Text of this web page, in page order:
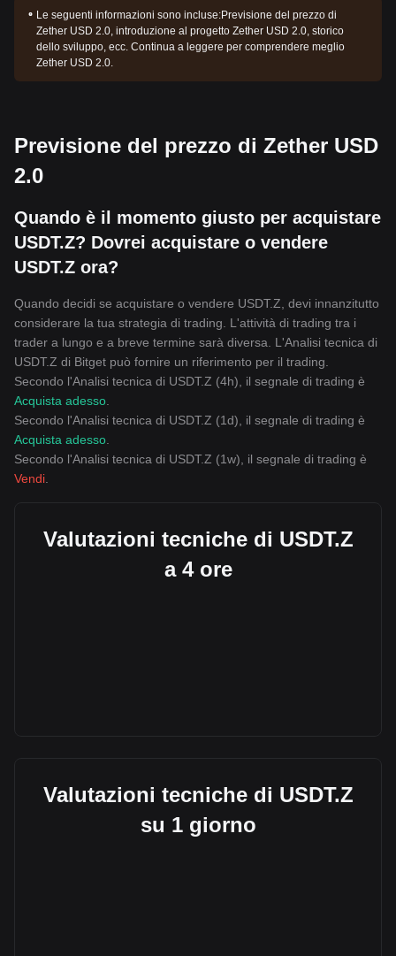
Le seguenti informazioni sono incluse:Previsione del prezzo di
Zether USD 2.0, introduzione al progetto Zether USD 2.0, storico
dello sviluppo, ecc. Continua a leggere per comprendere meglio
Zether USD 2.0.
Previsione del prezzo di Zether USD
2.0
Quando è il momento giusto per acquistare
USDT.Z? Dovrei acquistare o vendere
USDT.Z ora?
Quando decidi se acquistare o vendere USDT.Z, devi innanzitutto
considerare la tua strategia di trading. L'attività di trading tra i
trader a lungo e a breve termine sarà diversa. L'Analisi tecnica di
USDT.Z di Bitget può fornire un riferimento per il trading.
Secondo l'Analisi tecnica di USDT.Z (4h), il segnale di trading è
Acquista adesso
Secondo l'Analisi tecnica di USDT.Z (1d), il segnale di trading è
Acquista adesso
Secondo l'Analisi tecnica di USDT.Z (1w), il segnale di trading è
Vendi
Valutazioni tecniche di USDT.Z
a 4 ore
Valutazioni tecniche di USDT.Z
su 1 giorno